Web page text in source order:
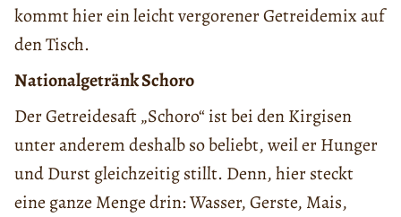
kommt hier ein leicht vergorener Getreidemix auf
den Tisch.
Nationalgetränk Schoro
Der Getreidesaft „Schoro“ ist bei den Kirgisen
unter anderem deshalb so beliebt, weil er Hunger
und Durst gleichzeitig stillt. Denn, hier steckt
eine ganze Menge drin: Wasser, Gerste, Mais,